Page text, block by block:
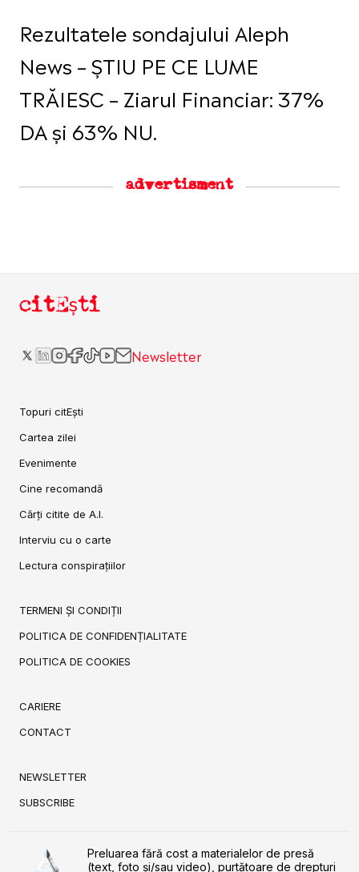
Rezultatele sondajului Aleph
News – ȘTIU PE CE LUME
TRĂIESC – Ziarul Financiar: 37%
DA și 63% NU.
advertisment
citEști
Newsletter
Topuri citEști
Cartea zilei
Evenimente
Cine recomandă
Cărți citite de A.I.
Interviu cu o carte
Lectura conspirațiilor
TERMENI ȘI CONDIȚII
POLITICA DE CONFIDENȚIALITATE
POLITICA DE COOKIES
CARIERE
CONTACT
NEWSLETTER
SUBSCRIBE
Preluarea fără cost a materialelor de presă
(text, foto și/sau video), purtătoare de drepturi